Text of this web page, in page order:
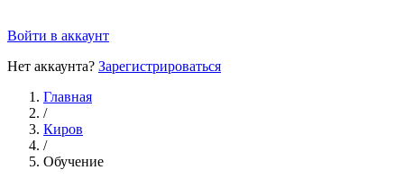
Войти в аккаунт
Нет аккаунта? Зарегистрироваться
Главная
/
Киров
/
Обучение